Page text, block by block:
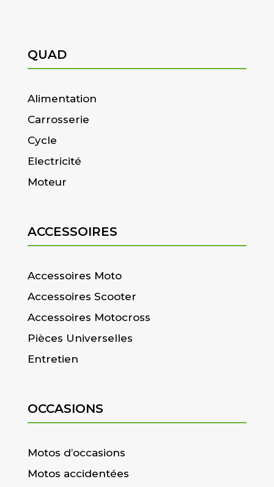
QUAD
Alimentation
Carrosserie
Cycle
Electricité
Moteur
ACCESSOIRES
Accessoires Moto
Accessoires Scooter
Accessoires Motocross
Pièces Universelles
Entretien
OCCASIONS
Motos d’occasions
Motos accidentées